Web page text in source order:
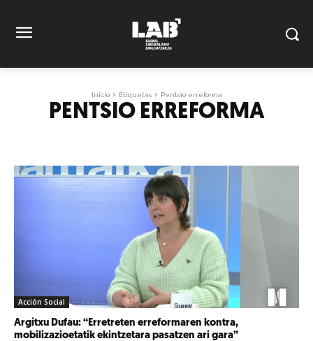
Inicio Etiquetas Pentsio erreforma
PENTSIO ERREFORMA
Acción Social
Argitxu Dufau: “Erretreten erreformaren kontra,
mobilizazioetatik ekintzetara pasatzen ari gara”